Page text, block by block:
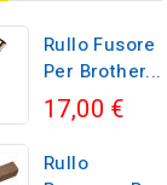
Rullo Fusore
Per Brother...
17,00 €
Rullo